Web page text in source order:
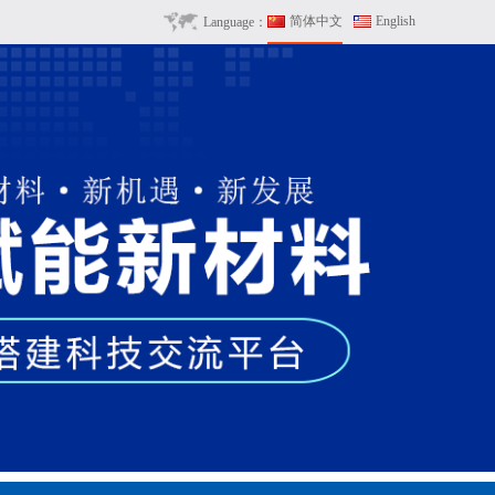
Language： 简体中文 English